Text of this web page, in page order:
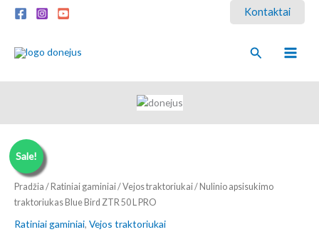
Pereiti
prie
Kontaktai
Paieška
Sale!
Pradžia /Ratiniai gaminiai/Vejos traktoriukai/ Nulinio apsisukimo
traktoriukas Blue Bird ZTR 50 L PRO
Ratiniai gaminiai, Vejos traktoriukai